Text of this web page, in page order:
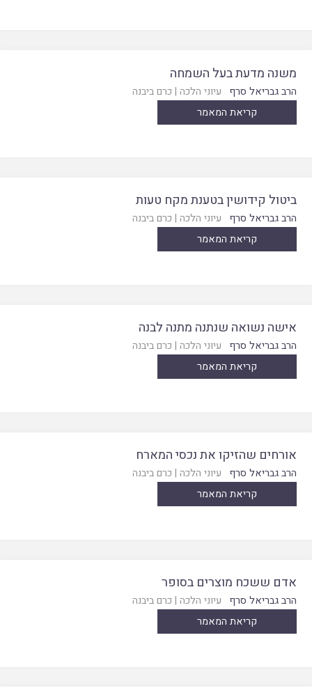
משנה מדעת בעל השמחה
הרב גבריאל סרף עיוני הלכה | כרם ביבנה
קריאת המאמר
ביטול קידושין בטענת מקח טעות
הרב גבריאל סרף עיוני הלכה | כרם ביבנה
קריאת המאמר
אישה נשואה שנתנה מתנה לבנה
הרב גבריאל סרף עיוני הלכה | כרם ביבנה
קריאת המאמר
אורחים שהזיקו את נכסי המארח
הרב גבריאל סרף עיוני הלכה | כרם ביבנה
קריאת המאמר
אדם ששכח מוצרים בסופר
הרב גבריאל סרף עיוני הלכה | כרם ביבנה
קריאת המאמר